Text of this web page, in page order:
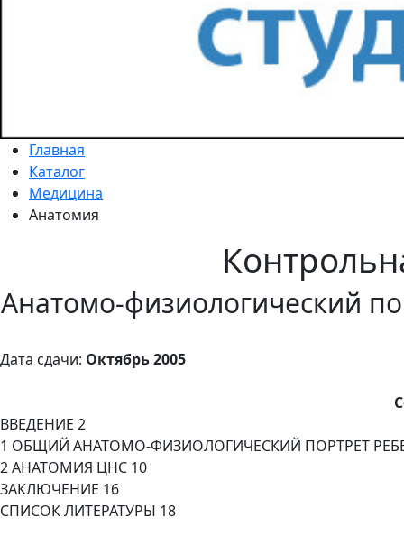
Главная
Каталог
Медицина
Анатомия
Анатомо-физиологический
Дата сдачи: Октябрь 2005
ВВЕДЕНИЕ 2
1 ОБЩИЙ АНАТОМО-ФИЗИОЛОГИЧЕСКИЙ ПОРТРЕТ
2 АНАТОМИЯ ЦНС 10
ЗАКЛЮЧЕНИЕ 16
СПИСОК ЛИТЕРАТУРЫ 18